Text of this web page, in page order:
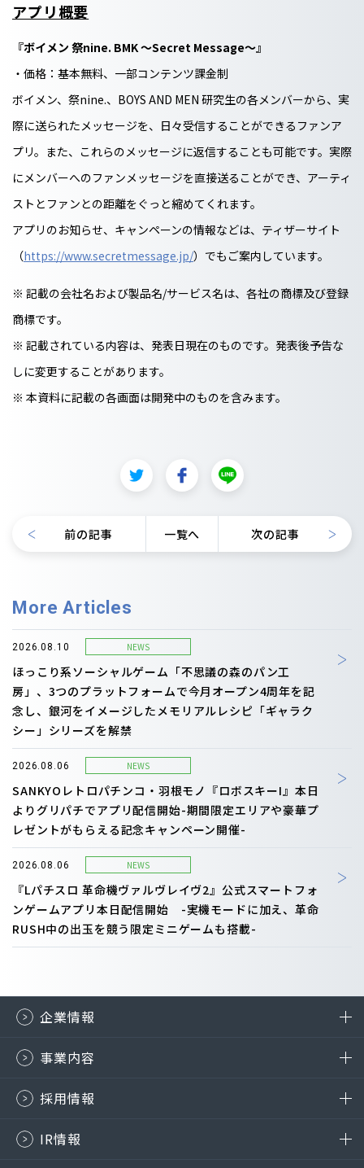
アプリ概要
『ボイメン 祭nine. BMK 〜Secret Message〜』
・価格：基本無料、一部コンテンツ課金制
ボイメン、祭nine.、BOYS AND MEN 研究生の各メンバーから、実
際に送られたメッセージを、日々受信することができるファンア
プリ。また、これらのメッセージに返信することも可能です。実際
にメンバーへのファンメッセージを直接送ることができ、アーティ
ストとファンとの距離をぐっと縮めてくれます。
アプリのお知らせ、キャンペーンの情報などは、ティザーサイト
（https://www.secretmessage.jp/）でもご案内しています。
※ 記載の会社名および製品名/サービス名は、各社の商標及び登録
商標です。
※ 記載されている内容は、発表日現在のものです。発表後予告な
しに変更することがあります。
※ 本資料に記載の各画面は開発中のものを含みます。
前の記事 一覧へ 次の記事
More Articles
2026.08.10 NEWS
ほっこり系ソーシャルゲーム「不思議の森のパン工
房」、3つのプラットフォームで今月オープン4周年を記
念し、銀河をイメージしたメモリアルレシピ「ギャラク
シー」シリーズを解禁
2026.08.06 NEWS
SANKYOレトロパチンコ・羽根モノ『ロボスキーI』本日
よりグリパチでアプリ配信開始-期間限定エリアや豪華プ
レゼントがもらえる記念キャンペーン開催-
2026.08.06 NEWS
『Lパチスロ 革命機ヴァルヴレイヴ2』公式スマートフォ
ンゲームアプリ本日配信開始 -実機モードに加え、革命
RUSH中の出玉を競う限定ミニゲームも搭載-
企業情報
事業内容
採用情報
IR情報